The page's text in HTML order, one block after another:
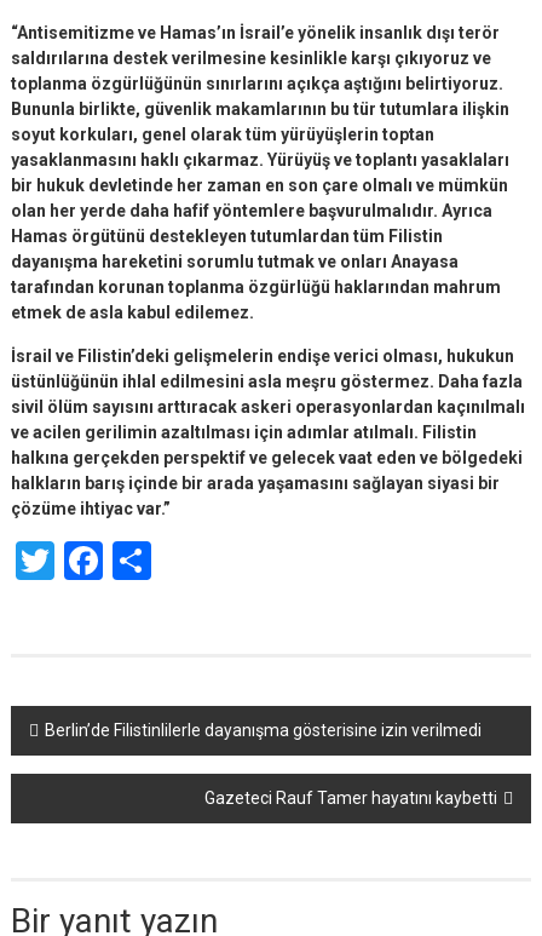
“Antisemitizme ve Hamas’ın İsrail’e yönelik insanlık dışı terör
saldırılarına destek verilmesine kesinlikle karşı çıkıyoruz ve
toplanma özgürlüğünün sınırlarını açıkça aştığını belirtiyoruz.
Bununla birlikte, güvenlik makamlarının bu tür tutumlara ilişkin
soyut korkuları, genel olarak tüm yürüyüşlerin toptan
yasaklanmasını haklı çıkarmaz. Yürüyüş ve toplantı yasaklaları
bir hukuk devletinde her zaman en son çare olmalı ve mümkün
olan her yerde daha hafif yöntemlere başvurulmalıdır. Ayrıca
Hamas örgütünü destekleyen tutumlardan tüm Filistin
dayanışma hareketini sorumlu tutmak ve onları Anayasa
tarafından korunan toplanma özgürlüğü haklarından mahrum
etmek de asla kabul edilemez.
İsrail ve Filistin’deki gelişmelerin endişe verici olması, hukukun
üstünlüğünün ihlal edilmesini asla meşru göstermez. Daha fazla
sivil ölüm sayısını arttıracak askeri operasyonlardan kaçınılmalı
ve acilen gerilimin azaltılması için adımlar atılmalı. Filistin
halkına gerçekden perspektif ve gelecek vaat eden ve bölgedeki
halkların barış içinde bir arada yaşamasını sağlayan siyasi bir
çözüme ihtiyac var.”
TwitterFacebook
Share
Yazı
dolaşımı
Berlin’de Filistinlilerle dayanışma gösterisine izin verilmedi
Gazeteci Rauf Tamer hayatını kaybetti
Bir yanıt yazın